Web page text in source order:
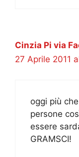
Cinzia Pi via
27 Aprile 2011
oggi più
persone
essere
GRAMSCI!